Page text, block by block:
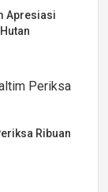
Apresiasi
Ribuan